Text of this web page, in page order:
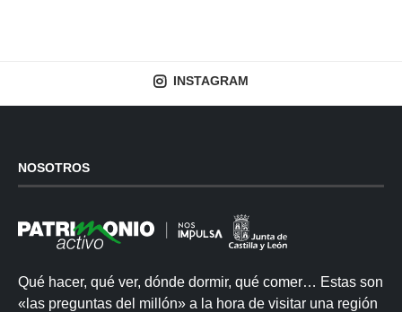
INSTAGRAM
NOSOTROS
Qué hacer, qué ver, dónde dormir, qué comer… Estas son
«las preguntas del millón» a la hora de visitar una región